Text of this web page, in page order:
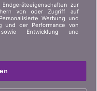
zur
von oder Zugriff auf
Werbung und
und der Performance von
sowie Entwicklung und